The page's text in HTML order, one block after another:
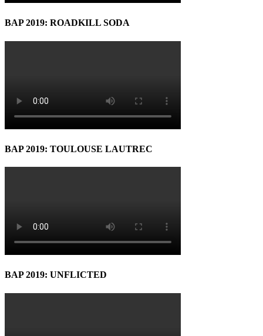
BAP 2019: ROADKILL SODA
BAP 2019: TOULOUSE LAUTREC
BAP 2019: UNFLICTED